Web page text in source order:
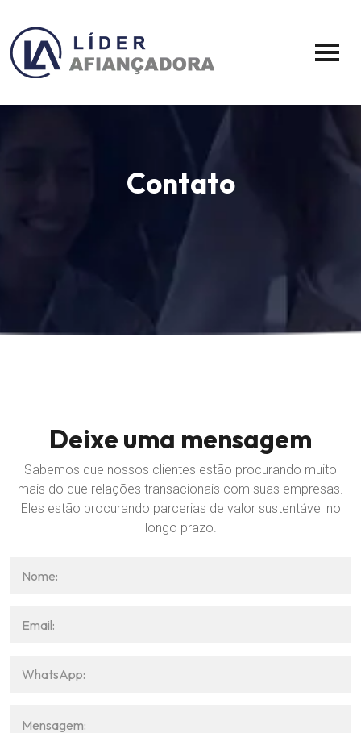
Contato
Deixe uma mensagem
Sabemos que nossos clientes estão procurando muito
mais do que relações transacionais com suas empresas.
Eles estão procurando parcerias de valor sustentável no
longo prazo.